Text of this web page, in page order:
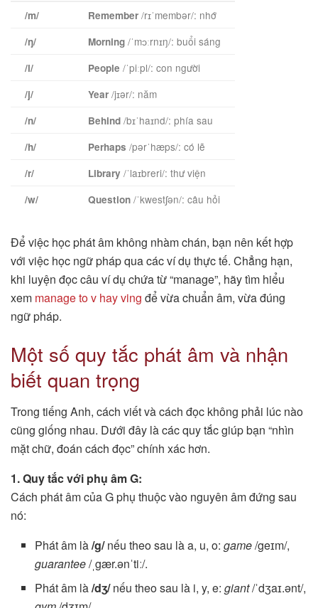
/m/
Remember /rɪˈmembər/: nhớ
/ŋ/ Morning /ˈmɔːrnɪŋ/: buổi sáng
/l/ People /ˈpiːpl/: con người
/j/ Year /jɪər/: năm
/n/ Behind /bɪˈhaɪnd/: phía sau
/h/ Perhaps /pərˈhæps/: có lẽ
/r/ Library /ˈlaɪbreri/: thư viện
/w/ Question /ˈkwestʃən/: câu hỏi
Để việc học phát âm không nhàm chán, bạn nên kết hợp
với việc học ngữ pháp qua các ví dụ thực tế. Chẳng hạn,
khi luyện đọc câu ví dụ chứa từ “manage”, hãy tìm hiểu
xem manage to v hay ving để vừa chuẩn âm, vừa đúng
ngữ pháp.
Một số quy tắc phát âm và nhận
biết quan trọng
Trong tiếng Anh, cách viết và cách đọc không phải lúc nào
cũng giống nhau. Dưới đây là các quy tắc giúp bạn “nhìn
mặt chữ, đoán cách đọc” chính xác hơn.
1. Quy tắc với phụ âm G:
Cách phát âm của G phụ thuộc vào nguyên âm đứng sau
nó:
Phát âm là/g/nếu theo sau là a, u, o:game/geɪm/,
guarantee/ˌgær.ənˈtiː/.
Phát âm là/dʒ/nếu theo sau là i, y, e:giant/ˈdʒaɪ.ənt/,